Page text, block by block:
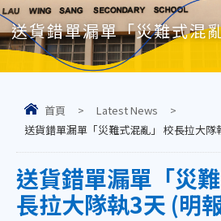
送貨錯單漏單「災難式混
首頁 > Latest News
>
送貨錯單漏單「災難式混亂」 校長拉大隊
送貨錯單漏單「災
長拉大隊執3天 (明